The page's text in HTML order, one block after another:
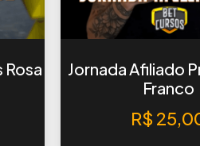
Rosa
Jornada Afiliado
Franco
R$